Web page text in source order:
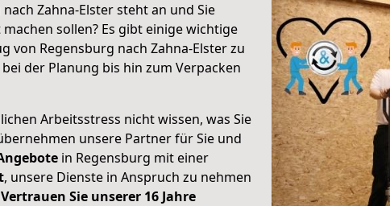
Zahna-Elster steht an und Sie
sollen? Es gibt einige wichtige
von Regensburg nach Zahna-Elster zu
der Planung bis hin zum Verpacken
Arbeitsstress nicht wissen, was Sie
unsere Partner für Sie und
in Regensburg mit einer
, unsere Dienste in Anspruch zu nehmen
Vertrauen Sie unserer 16 Jahre